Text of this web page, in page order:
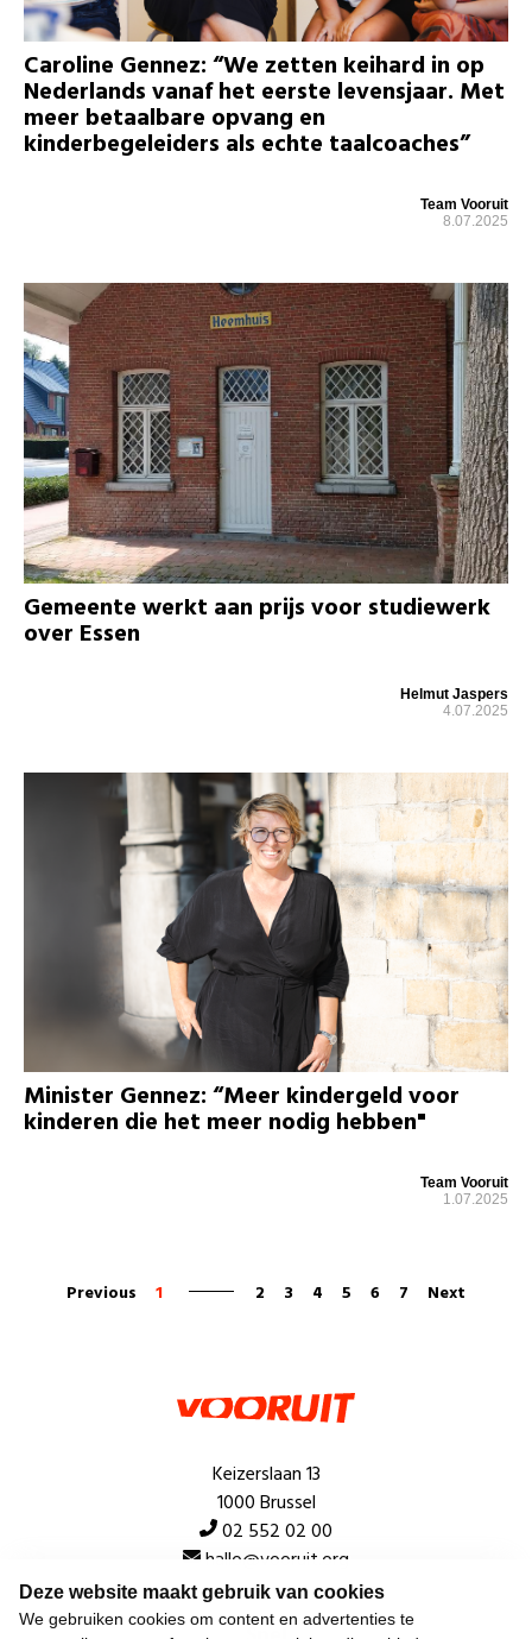
Deze website maakt gebruik van cookies
We gebruiken cookies om content en advertenties te
Caroline Gennez: “We zetten keihard in op
Nederlands vanaf het eerste levensjaar. Met
meer betaalbare opvang en
kinderbegeleiders als echte taalcoaches”
Team Vooruit
8.07.2025
Gemeente werkt aan prijs voor studiewerk
over Essen
Helmut Jaspers
4.07.2025
Minister Gennez: “Meer kindergeld voor
kinderen die het meer nodig hebben"
Team Vooruit
1.07.2025
Previous 1 2 3 4 5 6 7 Next
Keizerslaan 13
1000 Brussel
02 552 02 00
hallo@vooruit.org